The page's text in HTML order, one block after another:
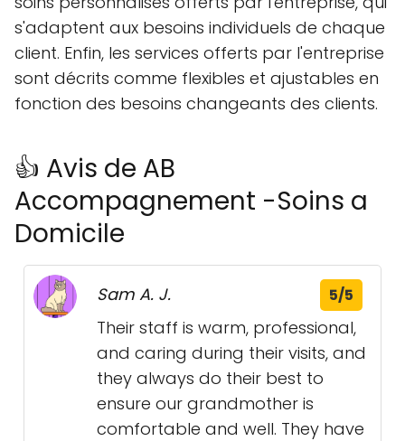
s'adaptent aux besoins individuels de chaque
client. Enfin, les services offerts par l'entreprise
sont décrits comme flexibles et ajustables en
fonction des besoins changeants des clients.
👍 Avis de AB
Accompagnement -Soins a
Domicile
Sam A. J. 5/5
Their staff is warm, professional,
and caring during their visits, and
they always do their best to
ensure our grandmother is
comfortable and well. They have